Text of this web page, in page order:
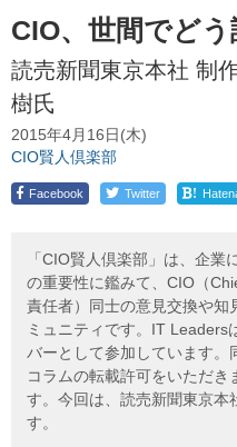
CIO、世間でど
読売新聞東京本社 制
樹氏
2015年4月16日(木)
CIO賢人倶楽部
Facebook Twitter !
「CIO賢人倶楽部」は、企
の重要性に鑑みて、CIO（
責任者）同士の意見交換や知
ミュニティです。IT Leaders
バーとして参加しています。
コラムの転載許可をいただき
す。今回は、読売新聞東京本
す。